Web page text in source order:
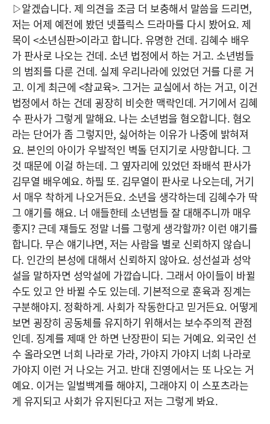
▷알겠습니다. 제 의견을 조금 더 보충해서 말씀을 드리면,
저는 어제 예전에 봤던 넷플릭스 드라마를 다시 봤어요. 제
목이 <소년심판>이라고 합니다. 유명한 건데. 김혜수 배우
가 판사로 나오는 건데. 소년 법정에서 하는 거고. 소년범들
의 범죄를 다룬 건데. 실제 우리나라에 있었던 거를 다룬 거
고. 이게 최근에 <참교육>. 그거는 교실에서 하는 거고, 이건
법정에서 하는 건데 굉장히 비슷한 맥락인데. 거기에서 김혜
수 판사가 그렇게 말해요. 나는 소년범을 혐오합니다. 혐오
라는 단어가 좀 그렇지만, 싫어하는 이유가 나중에 밝혀져
요. 본인의 아이가 우발적인 벽돌 던지기로 사망합니다. 그
것 때문에 이걸 하는데. 그 옆자리에 있었던 좌배석 판사가
김무열 배우예요. 하필 또. 김무열이 판사로 나오는데, 거기
서 매우 착하게 나오거든요. 소년을 생각하는데 김혜수가 딱
그 얘기를 해요. 너 애들한테 소년범들 잘 대해주니까 매우
좋지? 근데 쟤들도 정말 너를 그렇게 생각할까? 이런 얘기를
합니다. 무슨 얘기냐면, 저는 사람을 별로 신뢰하지 않습니
다. 인간의 본성에 대해서 신뢰하지 않아요. 성선설과 성악
설을 말하자면 성악설에 가깝습니다. 그래서 아이들이 바뀔
수도 있고 안 바뀔 수도 있는데. 기본적으로 훈육과 징계는
구분해야지. 정확하게. 사회가 작동한다고 믿거든요. 어떻게
보면 굉장히 공동체를 유지하기 위해서는 보수주의적 관점
인데. 징계를 제때 안 하면 난장판이 되는 거예요. 외국인 선
수 올라오면 너희 나라로 가라, 가야지 가야지 너희 나라로
가야지 이런 거 나오는 거고. 반대 진영에서는 또 나오는 거
예요. 이거는 일벌백계를 해야지, 그래야지 이 스포츠라는
게 유지되고 사회가 유지된다고 저는 그렇게 봐요.